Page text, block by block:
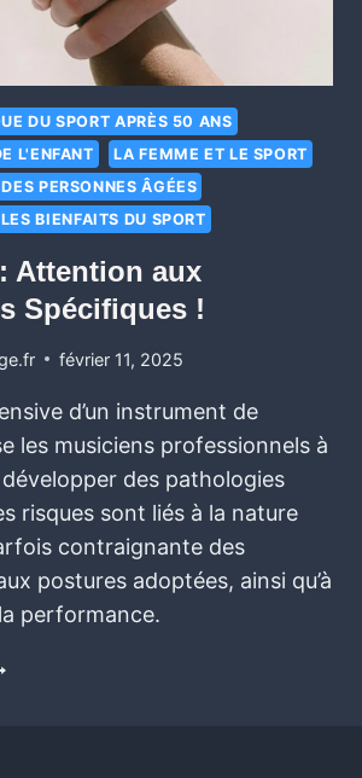
DU SPORT APRÈS 50 ANS
L'ENFANT
LA FEMME ET LE SPORT
PERSONNES ÂGÉES
LES BIENFAITS DU SPORT
Attention aux
Spécifiques !
février 11, 2025
d’un instrument de
les musiciens professionnels à
des pathologies
risques sont liés à la nature
contraignante des
postures adoptées, ainsi qu’à
performance.